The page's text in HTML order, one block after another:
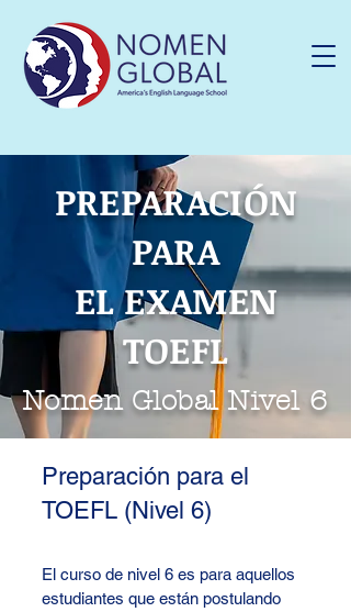
PREPARACIÓN
PARA
EL EXAMEN
TOEFL
Nomen Global Nivel 6
Preparación para el
TOEFL (Nivel 6)
El curso de nivel 6 es para aquellos
estudiantes que están postulando